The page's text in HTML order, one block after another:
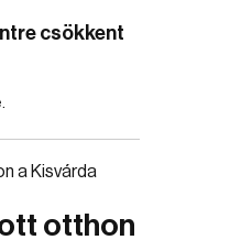
csökkent
otthon